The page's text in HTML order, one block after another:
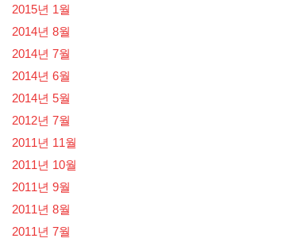
2015년 1월
2014년 8월
2014년 7월
2014년 6월
2014년 5월
2012년 7월
2011년 11월
2011년 10월
2011년 9월
2011년 8월
2011년 7월